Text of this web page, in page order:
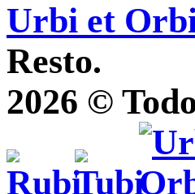
Urbi et
Resto.
2026 ©